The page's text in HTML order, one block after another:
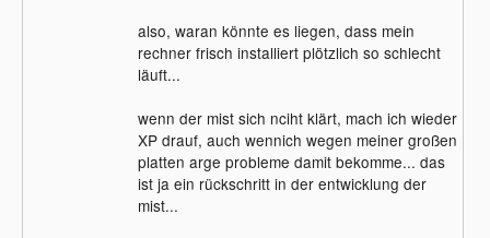
also, waran könnte es liegen, dass mein
rechner frisch installiert plötzlich so schlecht
läuft...
wenn der mist sich nciht klärt, mach ich wieder
XP drauf, auch wennich wegen meiner großen
platten arge probleme damit bekomme... das
ist ja ein rückschritt in der entwicklung der
mist...